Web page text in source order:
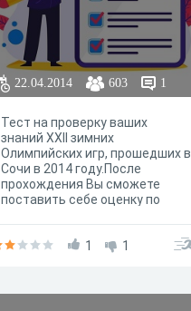
22.04.2014 603 1
Тест на проверку ваших
знаний XXII зимних
Олимпийских игр, прошедших в
Сочи в 2014 году.После
прохождения Вы сможете
поставить себе оценку по
1 1